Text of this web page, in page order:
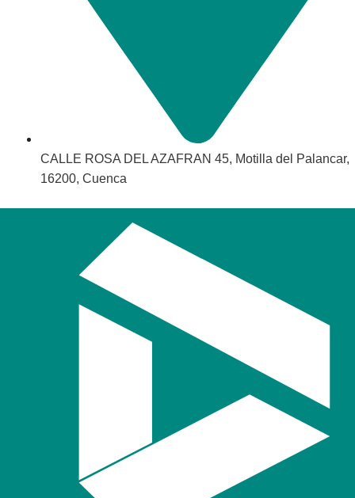
CALLE ROSA DEL AZAFRAN 45, Motilla del Palancar,
16200, Cuenca